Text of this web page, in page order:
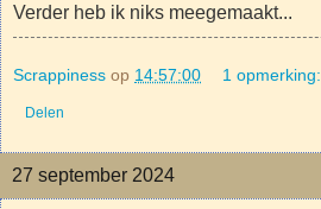
Verder heb ik niks meegemaakt...
Scrappiness op 14:57:00 1 opmerking:
Delen
27 september 2024